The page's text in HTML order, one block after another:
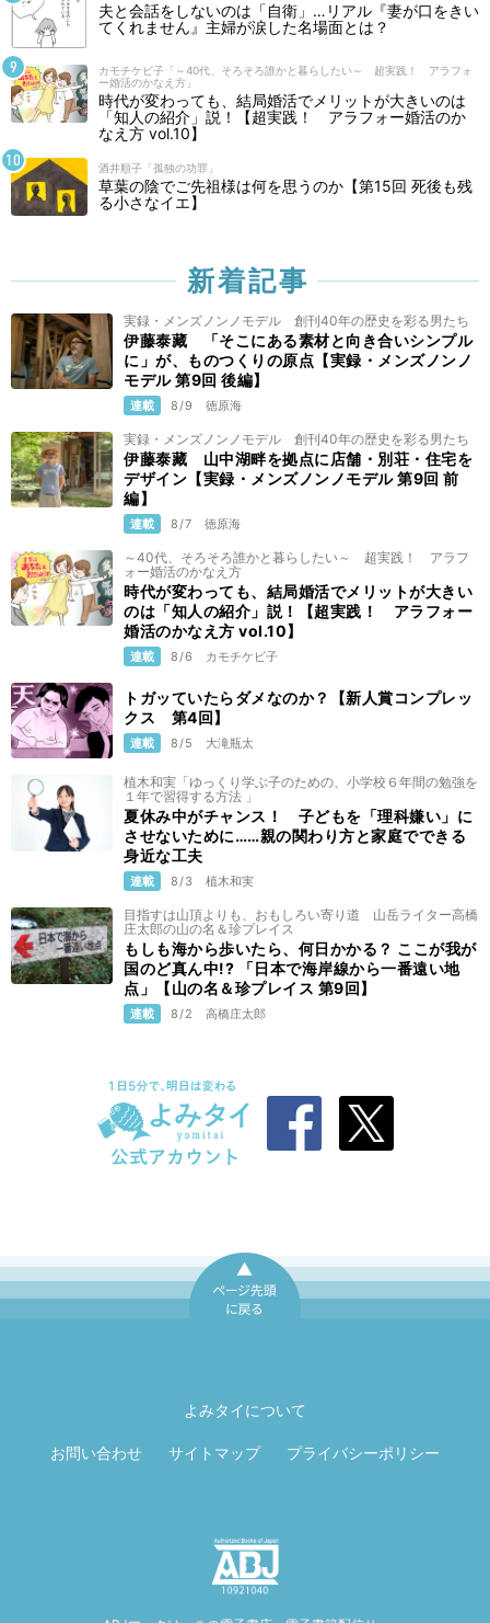
夫と会話をしないのは「自衛」…リアル『妻が口をきい
てくれません』主婦が涙した名場面とは？
カモチケビ子「～40代、そろそろ誰かと暮らしたい～ 超実践！ アラフォ
ー婚活のかなえ方」
時代が変わっても、結局婚活でメリットが大きいのは
「知人の紹介」説！【超実践！ アラフォー婚活のか
なえ方 vol.10】
酒井順子「孤独の功罪」
草葉の陰でご先祖様は何を思うのか【第15回 死後も残
る小さなイエ】
新着記事
実録・メンズノンノモデル 創刊40年の歴史を彩る男たち
伊藤泰藏 「そこにある素材と向き合いシンプル
に」が、ものつくりの原点【実録・メンズノンノ
モデル 第9回 後編】
連載 8/9 徳原海
実録・メンズノンノモデル 創刊40年の歴史を彩る男たち
伊藤泰藏 山中湖畔を拠点に店舗・別荘・住宅を
デザイン【実録・メンズノンノモデル 第9回 前
編】
連載 8/7 徳原海
～40代、そろそろ誰かと暮らしたい～ 超実践！ アラフ
ォー婚活のかなえ方
時代が変わっても、結局婚活でメリットが大きい
のは「知人の紹介」説！【超実践！ アラフォー
婚活のかなえ方 vol.10】
連載 8/6 カモチケビ子
トガッていたらダメなのか？【新人賞コンプレッ
クス 第4回】
連載 8/5 大滝瓶太
植木和実「ゆっくり学ぶ子のための、小学校６年間の勉強を
１年で習得する方法 」
夏休み中がチャンス！ 子どもを「理科嫌い」に
させないために……親の関わり方と家庭でできる
身近な工夫
連載 8/3 植木和実
目指すは山頂よりも、おもしろい寄り道 山岳ライター高橋
庄太郎の山の名＆珍プレイス
もしも海から歩いたら、何日かかる？ ここが我が
国のど真ん中!? 「日本で海岸線から一番遠い地
点」【山の名＆珍プレイス 第9回】
連載 8/2 高橋庄太郎
よみタイについて
お問い合わせ サイトマップ プライバシーポリシー